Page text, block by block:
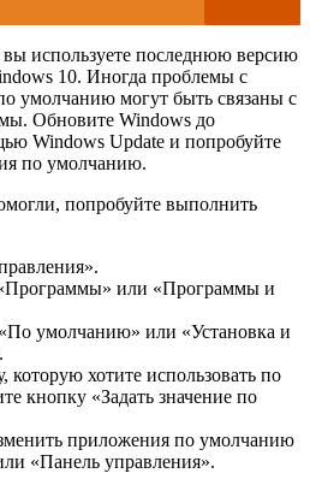
используете последнюю версию
10. Иногда проблемы с
умолчанию могут быть связаны с
Обновите Windows до
Windows Update и попробуйте
по умолчанию.
попробуйте выполнить
или «Программы и
умолчанию» или «Установка и
хотите использовать по
кнопку «Задать значение по
приложения по умолчанию
«Панель управления».